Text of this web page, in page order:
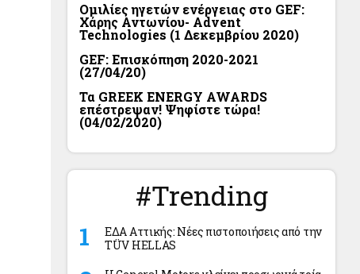
Ομιλίες ηγετών ενέργειας στο GEF:
Χάρης Αντωνίου- Advent
Technologies (1 Δεκεμβρίου 2020)
GEF: Επισκόπηση 2020-2021
(27/04/20)
Τα GREEK ENERGY AWARDS
επέστρεψαν! Ψηφίστε τώρα!
(04/02/2020)
#Trending
ΕΔΑ Αττικής: Νέες πιστοποιήσεις από την
TÜV HELLAS